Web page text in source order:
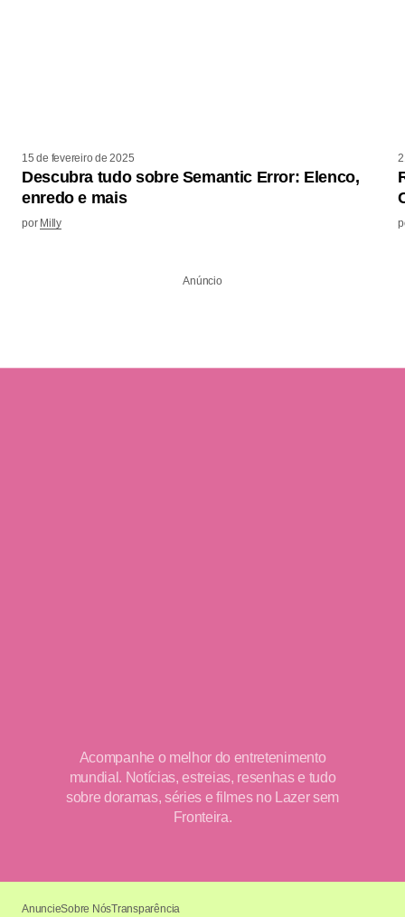
15 de fevereiro de 2025
Descubra tudo sobre Semantic Error: Elenco,
enredo e mais
por Milly
Anúncio
Acompanhe o melhor do entretenimento
mundial. Notícias, estreias, resenhas e tudo
sobre doramas, séries e filmes no Lazer sem
Fronteira.
AnuncieSobre NósTransparência